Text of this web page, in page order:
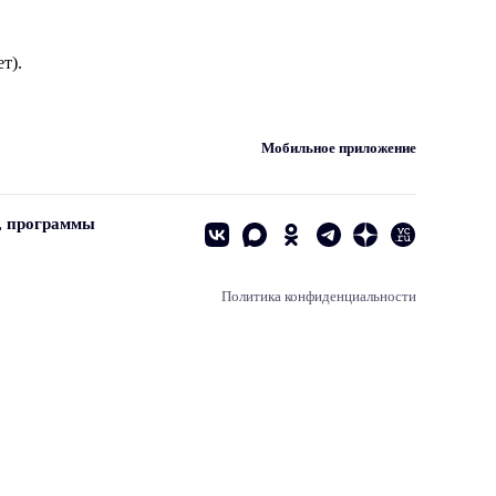
Мобильное приложение
программы
Политика конфиденциальности